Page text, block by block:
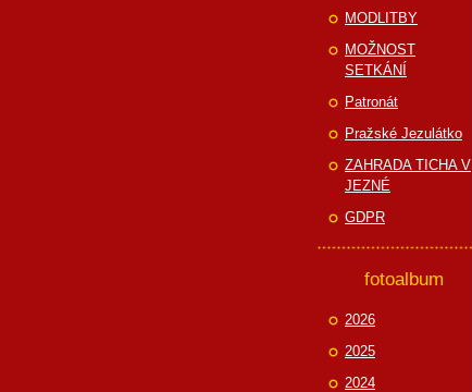
MODLITBY
MOŽNOST
SETKÁNÍ
Patronát
Pražské Jezulátko
ZAHRADA TICHA V
JEZNÉ
GDPR
fotoalbum
2026
2025
2024